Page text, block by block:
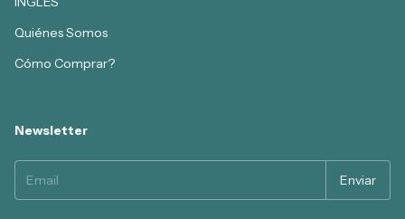
Quiénes Somos
Cómo Comprar?
Newsletter